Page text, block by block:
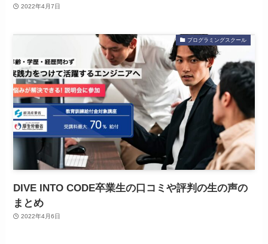
2022年4月7日
プログラミングスクール
DIVE INTO CODE卒業生の口コミや評判の生の声の
まとめ
2022年4月6日